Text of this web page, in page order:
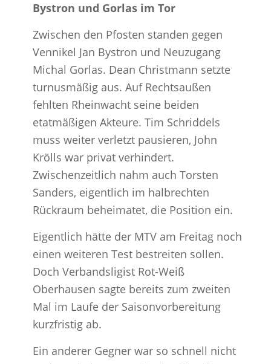
Bystron und Gorlas im Tor
Zwischen den Pfosten standen gegen
Vennikel Jan Bystron und Neuzugang
Michal Gorlas. Dean Christmann setzte
turnusmäßig aus. Auf Rechtsaußen
fehlten Rheinwacht seine beiden
etatmäßigen Akteure. Tim Schriddels
muss weiter verletzt pausieren, John
Krölls war privat verhindert.
Zwischenzeitlich nahm auch Torsten
Sanders, eigentlich im halbrechten
Rückraum beheimatet, die Position ein.
Eigentlich hätte der MTV am Freitag noch
einen weiteren Test bestreiten sollen.
Doch Verbandsligist Rot-Weiß
Oberhausen sagte bereits zum zweiten
Mal im Laufe der Saisonvorbereitung
kurzfristig ab.
Ein anderer Gegner war so schnell nicht